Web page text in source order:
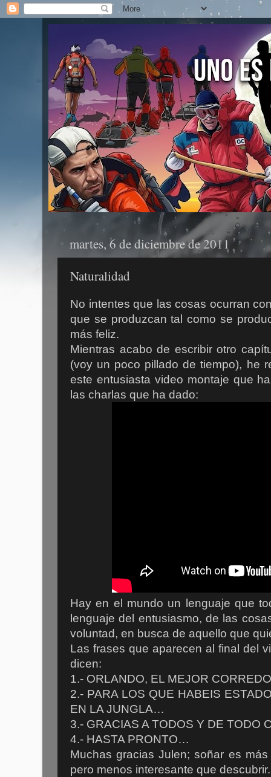
.
martes, 6 de diciembre de 2011
Naturalidad
No intentes que las cosas ocurran
que se produzcan tal como se
más feliz.
Mientras acabo de escribir otro
(voy un poco pillado de tiempo), he
este entusiasta video montaje que
las charlas que ha dado:
Hay en el mundo un lenguaje que
lenguaje del entusiasmo, de las
voluntad, en busca de aquello que
Las frases que aparecen al final del
dicen:
1.- ORLANDO, EL MEJOR
2.- PARA LOS QUE HABEIS
EN LA JUNGLA…
3.- GRACIAS A TODOS Y DE TODO
4.- HASTA PRONTO…
Muchas gracias Julen; soñar es más
pero menos interesante que descubrir.